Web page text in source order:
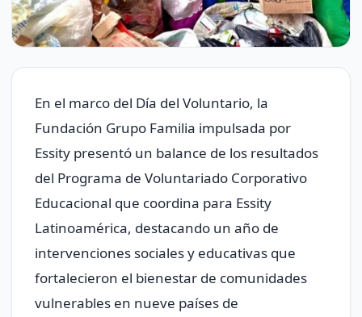
En el marco del Día del Voluntario, la
Fundación Grupo Familia impulsada por
Essity presentó un balance de los resultados
del Programa de Voluntariado Corporativo
Educacional que coordina para Essity
Latinoamérica, destacando un año de
intervenciones sociales y educativas que
fortalecieron el bienestar de comunidades
vulnerables en nueve países de